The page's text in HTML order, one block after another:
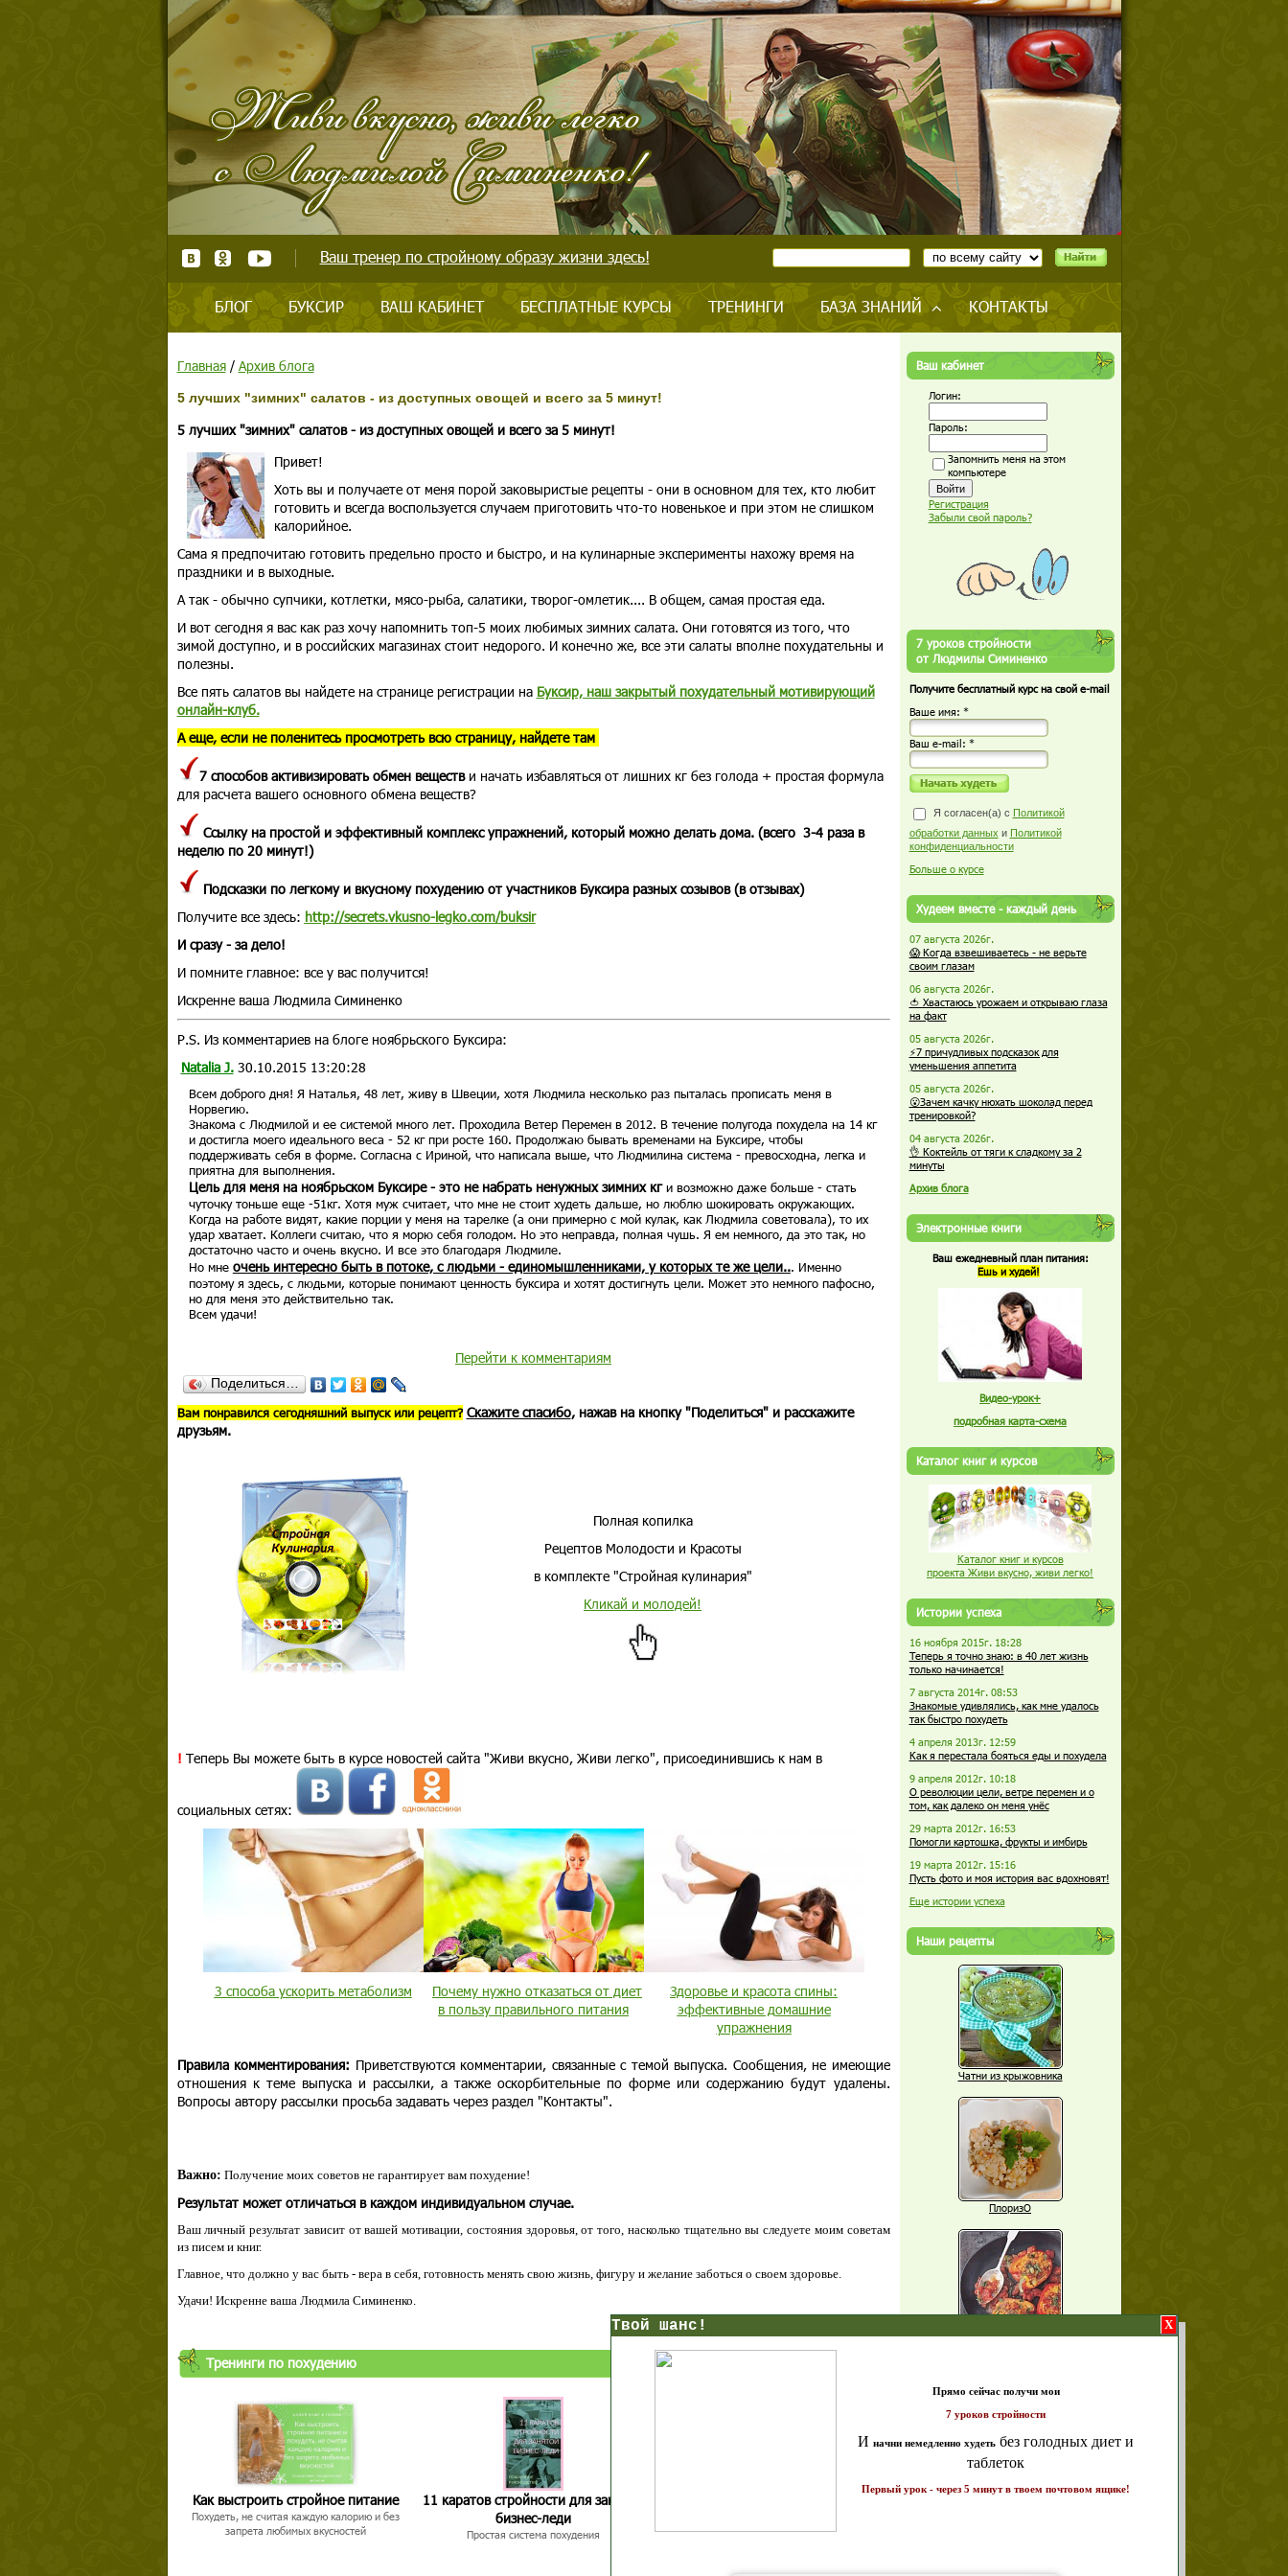
Ваш тренер по стройному образу жизни здесь!
БЛОГ БУКСИР ВАШ КАБИНЕТ БЕСПЛАТНЫЕ КУРСЫ ТРЕНИНГИ БАЗА ЗНАНИЙ КОНТАКТЫ
Главная/ Архив блога
5 лучших "зимних" салатов - из доступных овощей и всего за 5 минут!
5 лучших "зимних" салатов - из доступных овощей и всего за 5 минут!
Привет!
Хоть вы и получаете от меня порой заковыристые рецепты - они в основном для тех, кто любит
готовить и всегда воспользуется случаем приготовить что-то новенькое и при этом не слишком
калорийное.
Сама я предпочитаю готовить предельно просто и быстро, и на кулинарные эксперименты нахожу время на
праздники и в выходные.
А так - обычно супчики, котлетки, мясо-рыба, салатики, творог-омлетик.... В общем, самая простая еда.
И вот сегодня я вас как раз хочу напомнить топ-5 моих любимых зимних салата. Они готовятся из того, что
зимой доступно, и в российских магазинах стоит недорого. И конечно же, все эти салаты вполне похудательны и
полезны.
Все пять салатов вы найдете на странице регистрации на Буксир, наш закрытый похудательный мотивирующий
онлайн-клуб.
А еще, если не поленитесь просмотреть всю страницу, найдете там
7 способов активизировать обмен веществи начать избавляться от лишних кг без голода + простая формула
для расчета вашего основного обмена веществ?
Ссылку на простой и эффективный комплекс упражнений, который можно делать дома. (всего 3-4 раза в
неделю по 20 минут!)
Подсказки по легкому и вкусному похудению от участников Буксира разных созывов (в отзывах)
Получите все здесь: http://secrets.vkusno-legko.com/buksir
И сразу - за дело!
И помните главное: все у вас получится!
Искренне ваша Людмила Симиненко
P.S. Из комментариев на блоге ноябрьского Буксира:
Natalia J.30.10.2015 13:20:28
Всем доброго дня! Я Наталья, 48 лет, живу в Швеции, хотя Людмила несколько раз пыталась прописать меня в
Норвегию.
Знакома с Людмилой и ее системой много лет. Проходила Ветер Перемен в 2012. В течение полугода похудела на 14 кг
и достигла моего идеального веса - 52 кг при росте 160. Продолжаю бывать временами на Буксире, чтобы
поддерживать себя в форме. Согласна с Ириной, что написала выше, что Людмилина система - превосходна, легка и
приятна для выполнения.
Цель для меня на ноябрьском Буксире - это не набрать ненужных зимних кги возможно даже больше - стать
чуточку тоньше еще -51кг. Хотя муж считает, что мне не стоит худеть дальше, но люблю шокировать окружающих.
Когда на работе видят, какие порции у меня на тарелке (а они примерно с мой кулак, как Людмила советовала), то их
удар хватает. Коллеги считаю, что я морю себя голодом. Но это неправда, полная чушь. Я ем немного, да это так, но
достаточно часто и очень вкусно. И все это благодаря Людмиле.
Но мне очень интересно быть в потоке, с людьми - единомышленниками, у которых те же цели... Именно
поэтому я здесь, с людьми, которые понимают ценность буксира и хотят достигнуть цели. Может это немного пафосно,
но для меня это действительно так.
Всем удачи!
Перейти к комментариям
Поделиться…
Вам понравился сегодняшний выпуск или рецепт? Скажите спасибо, нажав на кнопку "Поделиться" и расскажите
друзьям.
Полная копилка
Рецептов Молодости и Красоты
в комплекте "Стройная кулинария"
Кликай и молодей!
! Теперь Вы можете быть в курсе новостей сайта "Живи вкусно, Живи легко", присоединившись к нам в
социальных сетях:
3 способа ускорить метаболизм
Почему нужно отказаться от диет
в пользу правильного питания
Здоровье и красота спины:
эффективные домашние
упражнения
Правила комментирования: Приветствуются комментарии, связанные с темой выпуска. Сообщения, не имеющие
отношения к теме выпуска и рассылки, а также оскорбительные по форме или содержанию будут удалены.
Вопросы автору рассылки просьба задавать через раздел "Контакты".
Важно: Получение моих советов не гарантирует вам похудение!
Результат может отличаться в каждом индивидуальном случае.
Ваш личный результат зависит от вашей мотивации, состояния здоровья, от того, насколько тщательно вы следуете моим советам
из писем и книг.
Главное, что должно у вас быть - вера в себя, готовность менять свою жизнь, фигуру и желание заботься о своем здоровье.
Удачи! Искренне ваша Людмила Симиненко.
Тренинги по похудению
Как выстроить стройное питание
Похудеть, не считая каждую калорию и без
запрета любимых вкусностей
11 каратов стройности для занятых
бизнес-леди
Простая система похудения Готовый план-сценарий
Ваш кабинет
Логин:
Пароль:
Запомнить меня на этом
компьютере
Регистрация
Забыли свой пароль?
7 уроков стройности
от Людмилы Симиненко
Получите бесплатный курс на свой e-mail
Ваше имя: *
Ваш е-mail: *
Я согласен(а) с Политикой
обработки данных и Политикой
конфиденциальности
Больше о курсе
Худеем вместе - каждый день
07 августа 2026г.
😱 Когда взвешиваетесь - не верьте
своим глазам
06 августа 2026г.
🍅 Хвастаюсь урожаем и открываю глаза
на факт
05 августа 2026г.
⚡7 причудливых подсказок для
уменьшения аппетита
05 августа 2026г.
😮Зачем качку нюхать шоколад перед
тренировкой?
04 августа 2026г.
👌 Коктейль от тяги к сладкому за 2
минуты
Архив блога
Электронные книги
Ваш ежедневный план питания:
Ешь и худей!
Видео-урок+
подробная карта-схема
Каталог книг и курсов
Каталог книг и курсов
проекта Живи вкусно, живи легко!
Истории успеха
16 ноября 2015г. 18:28
Теперь я точно знаю: в 40 лет жизнь
только начинается!
7 августа 2014г. 08:53
Знакомые удивлялись, как мне удалось
так быстро похудеть
4 апреля 2013г. 12:59
Как я перестала бояться еды и похудела
9 апреля 2012г. 10:18
О революции цели, ветре перемен и о
том, как далеко он меня унёс
29 марта 2012г. 16:53
Помогли картошка, фрукты и имбирь
19 марта 2012г. 15:16
Пусть фото и моя история вас вдохновят!
Еще истории успеха
Наши рецепты
Чатни из крыжовника
ПлоризО
Паприка, фаршированная чечевицей
Рагу из баклажанов с нутом
без голодных диет и
Первый урок - через 5 минут в твоем почтовом ящике!